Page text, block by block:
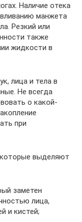
Наличие отека
манжета
Резкий или
также
жидкости в
лица и тела в
Не всегда
о какой-
при
выделяют
заметен
лица,
и кистей;